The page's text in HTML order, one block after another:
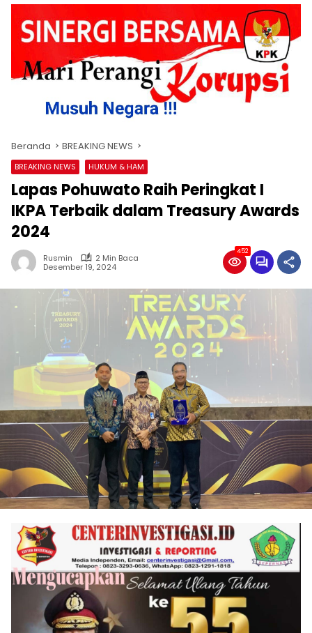
Beranda BREAKING NEWS
BREAKING NEWS HUKUM & HAM
Lapas Pohuwato Raih Peringkat I
IKPA Terbaik dalam Treasury Awards
2024
Rusmin
2 Min Baca
Desember 19, 2024
452